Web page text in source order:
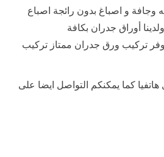
وجافة و اصباغ بدون رائجة اصباع
أوراق جدران بكافة
ونوفر تركيب ورق جدران ممتاز تركيب
هاتفيا كما يمكنكم التواصل ايضا على